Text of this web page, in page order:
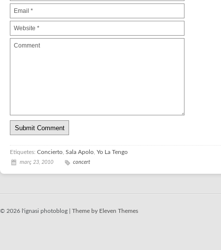
Etiquetes: Concierto Sala Apolo Yo La Tengo
març 23, 2010 concert
© 2026 l'ignasi photoblog | Theme by Eleven Themes